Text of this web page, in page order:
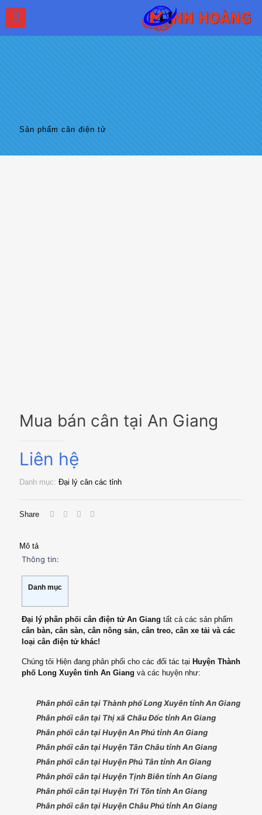
Sản phẩm cân điện tử
Mua bán cân tại An Giang
Liên hệ
Danh mục: Đại lý cân các tỉnh
Share
Mô tả
Thông tin:
Danh mục
Đại lý phân phối cân điện tử An Giang tất cả các sản phẩm
cân bàn, cân sàn, cân nông sản, cân treo, cân xe tải và các
loại cân điện tử khác!
Chúng tôi Hiện đang phân phối cho các đối tác tại Huyện Thành
phố Long Xuyên tỉnh An Giang và các huyện như:
Phân phối cân tại Thành phố Long Xuyên tỉnh An Giang
Phân phối cân tại Thị xã Châu Đốc tỉnh An Giang
Phân phối cân tại Huyện An Phú tỉnh An Giang
Phân phối cân tại Huyện Tân Châu tỉnh An Giang
Phân phối cân tại Huyện Phú Tân tỉnh An Giang
Phân phối cân tại Huyện Tịnh Biên tỉnh An Giang
Phân phối cân tại Huyện Tri Tôn tỉnh An Giang
Phân phối cân tại Huyện Châu Phú tỉnh An Giang